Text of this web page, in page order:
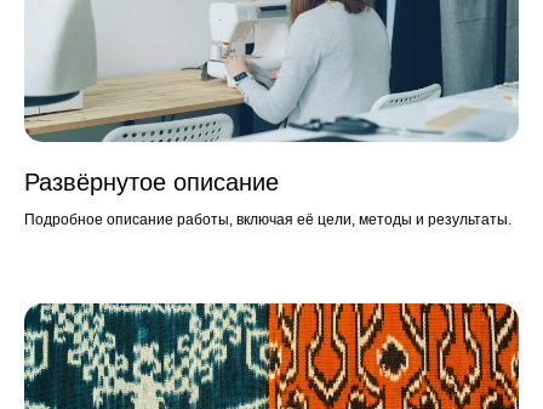
Развёрнутое описание
Подробное описание работы, включая её цели, методы и результаты.